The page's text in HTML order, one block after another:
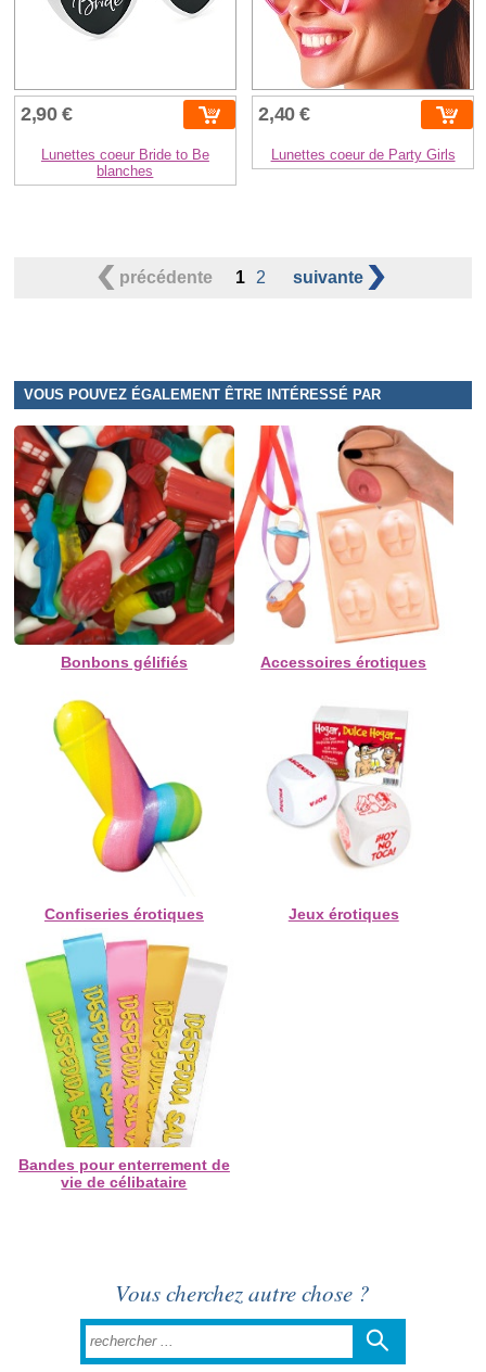
2,90 €
Lunettes coeur Bride to Be
blanches
2,40 €
Lunettes coeur de Party Girls
précédente 1 2 suivante
VOUS POUVEZ ÉGALEMENT ÊTRE INTÉRESSÉ PAR
Bonbons gélifiés Accessoires érotiques
Confiseries érotiques Jeux érotiques
Bandes pour enterrement de
vie de célibataire
Vous cherchez autre chose ?